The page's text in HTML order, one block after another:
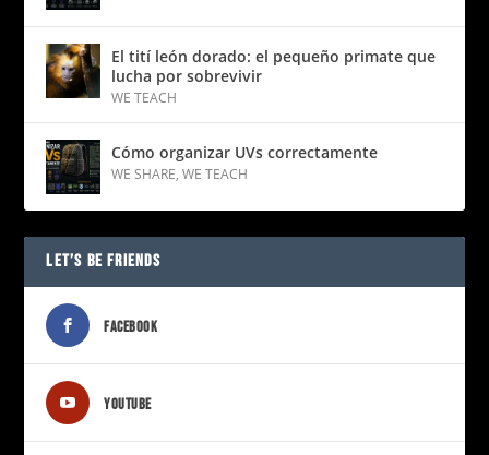
El tití león dorado: el pequeño primate que
lucha por sobrevivir
WE TEACH
Cómo organizar UVs correctamente
WE SHARE,WE TEACH
LET’S BE FRIENDS
FACEBOOK
YOUTUBE